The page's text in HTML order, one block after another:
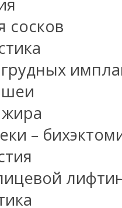
сосков
–